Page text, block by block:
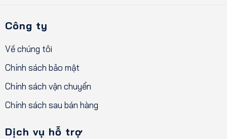
Công ty
Về chúng tôi
Chính sách bảo mật
Chính sách vận chuyển
Chính sách sau bán hàng
Dịch vụ hỗ trợ